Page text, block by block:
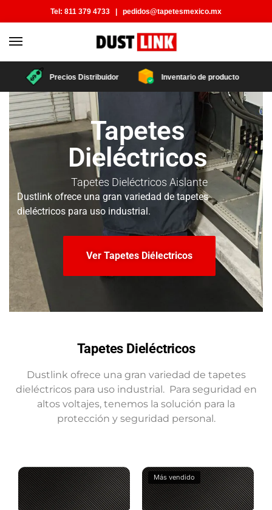
Tel: 811 379 4733 | pedidos@tapetesmexico.mx
Precios Distribuidor Inventario de producto
Tapetes
Dieléctricos
Tapetes Dieléctricos Aislante
Dustlink ofrece una gran variedad de tapetes
dieléctricos para uso industrial.
Ver Tapetes Diélectricos
Tapetes Dieléctricos
Dustlink ofrece una gran variedad de tapetes
dieléctricos para uso industrial. Para seguridad en
altos voltajes, tenemos la solución para la
protección y seguridad personal.
Más vendido